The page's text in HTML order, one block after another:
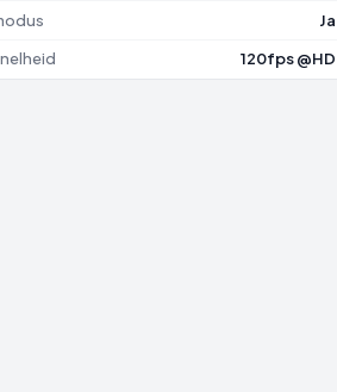
Ja
120fps @HD